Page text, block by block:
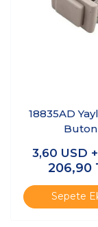
18835AD
Buton
3,60 USD
206,90
Sepete